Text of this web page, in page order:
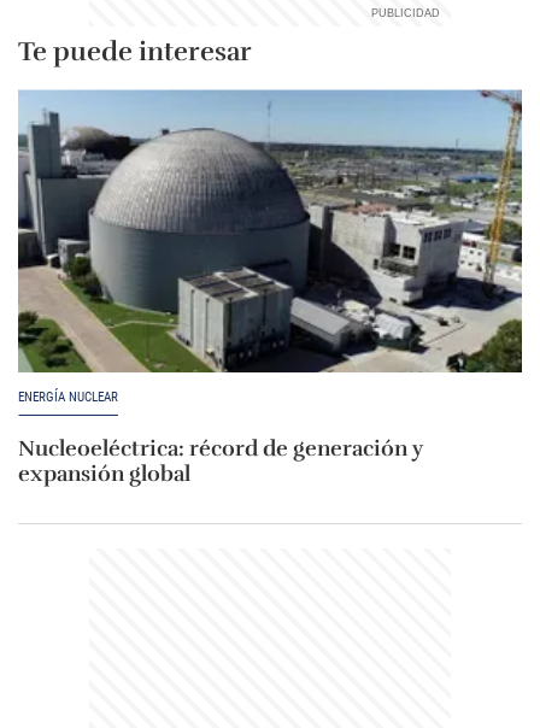
Te puede interesar
ENERGÍA NUCLEAR
Nucleoeléctrica: récord de generación y
expansión global